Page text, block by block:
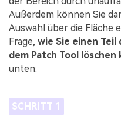
Außerdem können Sie
Auswahl über die Fläche
Frage, wie Sie einen
dem Patch Tool löschen
unten:
SCHRITT 1